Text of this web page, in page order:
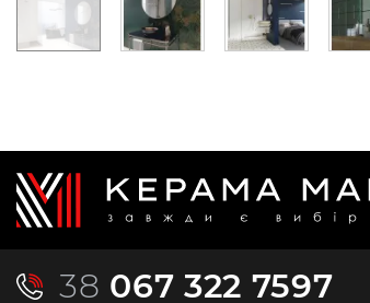
38 067 322 7597